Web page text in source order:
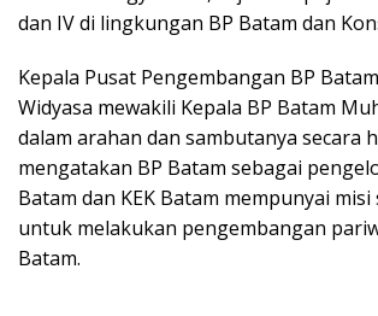
dan IV di lingkungan BP Batam dan
Kepala Pusat Pengembangan BP
Widyasa mewakili Kepala BP Batam
dalam arahan dan sambutanya secara
mengatakan BP Batam sebagai
Batam dan KEK Batam mempunyai
untuk melakukan pengembangan
Batam.